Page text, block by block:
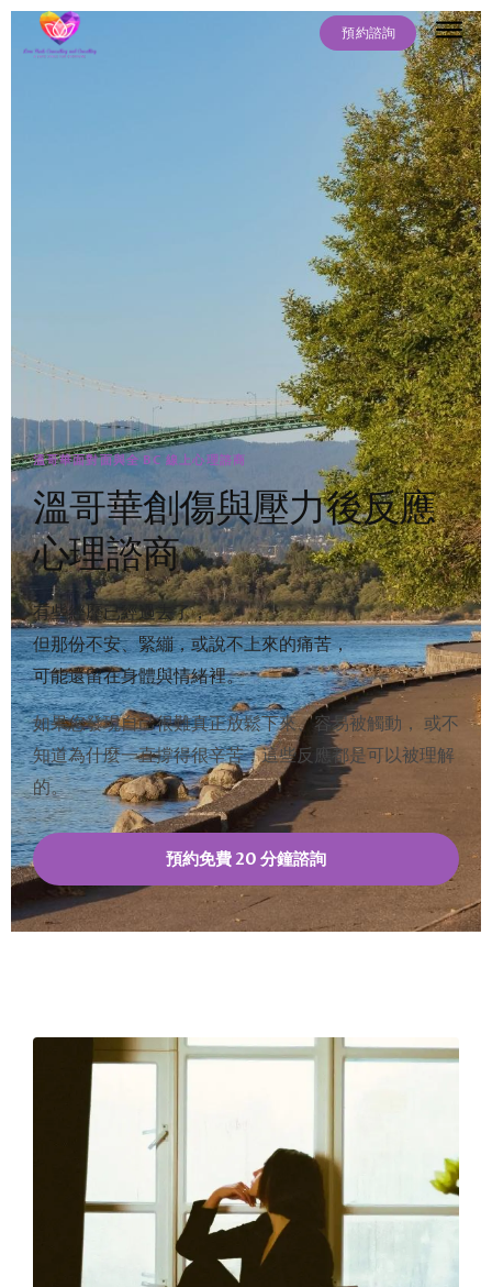
預約諮詢
溫哥華面對面與全 BC 線上心理諮商
溫哥華創傷與壓力後反應
心理諮商
有些經歷已經過去了，
但那份不安、緊繃，或說不上來的痛苦，
可能還留在身體與情緒裡。
如果您發現自己很難真正放鬆下來、容易被觸動， 或不
知道為什麼一直撐得很辛苦，這些反應都是可以被理解
的。
預約免費 20 分鐘諮詢